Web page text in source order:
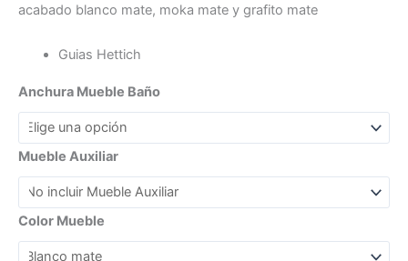
acabado blanco mate, moka mate y grafito mate
Guias Hettich
Anchura Mueble Baño
Mueble Auxiliar
Color Mueble